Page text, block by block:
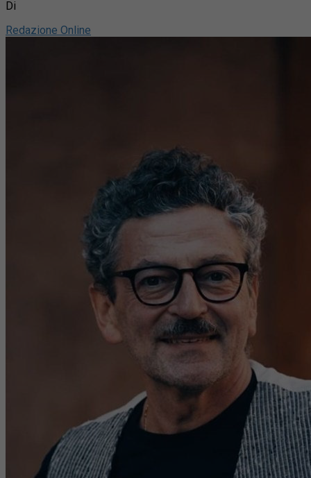
Di
Redazione Online